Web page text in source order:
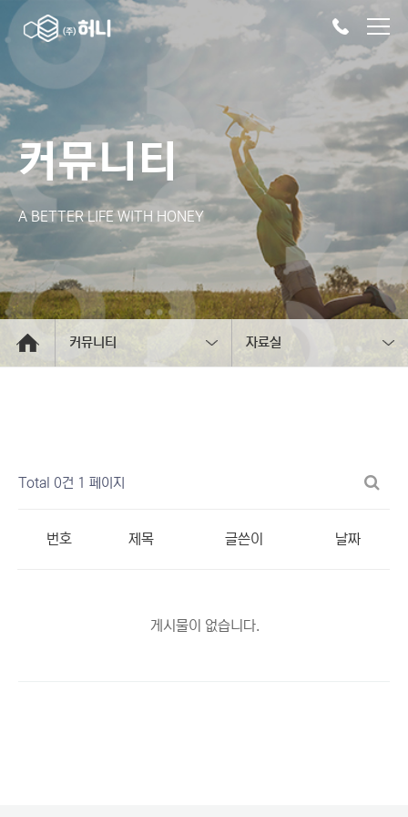
커뮤니티
A BETTER LIFE WITH HONEY
커뮤니티 자료실
Total 0건 1 페이지
번호 제목 글쓴이 날짜
게시물이 없습니다.